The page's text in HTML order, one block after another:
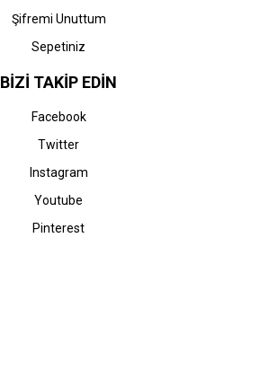
Şifremi Unuttum
Sepetiniz
BİZİ TAKİP EDİN
Facebook
Twitter
Instagram
Youtube
Pinterest